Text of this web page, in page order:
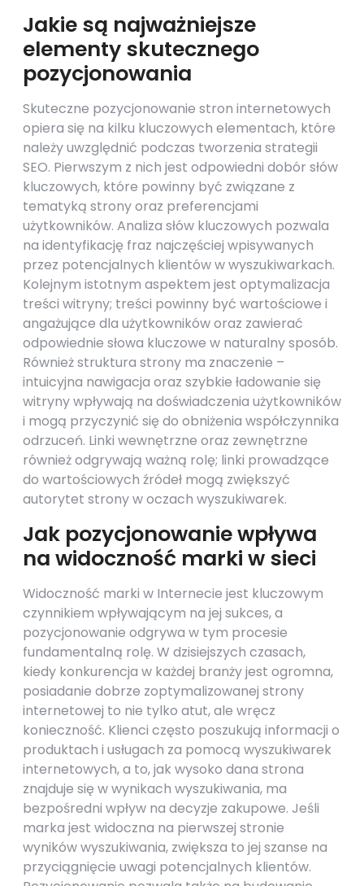
Jakie są najważniejsze
elementy skutecznego
pozycjonowania
Skuteczne pozycjonowanie stron internetowych
opiera się na kilku kluczowych elementach, które
należy uwzględnić podczas tworzenia strategii
SEO. Pierwszym z nich jest odpowiedni dobór słów
kluczowych, które powinny być związane z
tematyką strony oraz preferencjami
użytkowników. Analiza słów kluczowych pozwala
na identyfikację fraz najczęściej wpisywanych
przez potencjalnych klientów w wyszukiwarkach.
Kolejnym istotnym aspektem jest optymalizacja
treści witryny; treści powinny być wartościowe i
angażujące dla użytkowników oraz zawierać
odpowiednie słowa kluczowe w naturalny sposób.
Również struktura strony ma znaczenie –
intuicyjna nawigacja oraz szybkie ładowanie się
witryny wpływają na doświadczenia użytkowników
i mogą przyczynić się do obniżenia współczynnika
odrzuceń. Linki wewnętrzne oraz zewnętrzne
również odgrywają ważną rolę; linki prowadzące
do wartościowych źródeł mogą zwiększyć
autorytet strony w oczach wyszukiwarek.
Jak pozycjonowanie wpływa
na widoczność marki w sieci
Widoczność marki w Internecie jest kluczowym
czynnikiem wpływającym na jej sukces, a
pozycjonowanie odgrywa w tym procesie
fundamentalną rolę. W dzisiejszych czasach,
kiedy konkurencja w każdej branży jest ogromna,
posiadanie dobrze zoptymalizowanej strony
internetowej to nie tylko atut, ale wręcz
konieczność. Klienci często poszukują informacji o
produktach i usługach za pomocą wyszukiwarek
internetowych, a to, jak wysoko dana strona
znajduje się w wynikach wyszukiwania, ma
bezpośredni wpływ na decyzje zakupowe. Jeśli
marka jest widoczna na pierwszej stronie
wyników wyszukiwania, zwiększa to jej szanse na
przyciągnięcie uwagi potencjalnych klientów.